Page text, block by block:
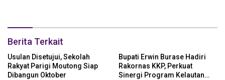
Berita Terkait
Usulan Disetujui, Sekolah
Rakyat Parigi Moutong Siap
Dibangun Oktober
Bupati Erwin Burase Hadiri
Rakornas KKP, Perkuat
Sinergi Program Kelautan